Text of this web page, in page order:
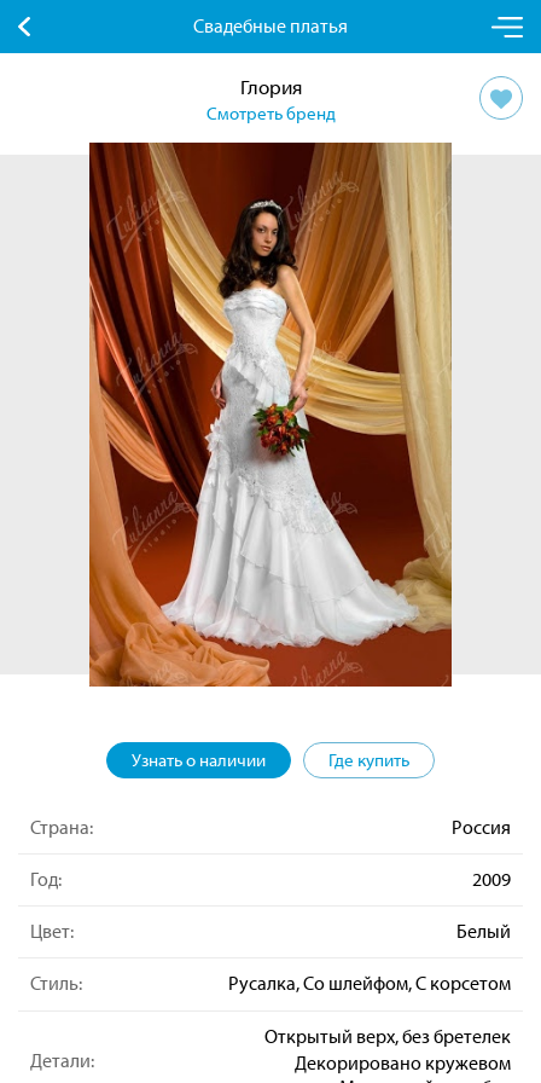
Свадебные платья
Глория
Смотреть бренд
Узнать о наличии Где купить
Страна: Россия
Год: 2009
Цвет: Белый
Стиль: Русалка, Со шлейфом, С корсетом
Детали:
Открытый верх, без бретелек
Декорировано кружевом